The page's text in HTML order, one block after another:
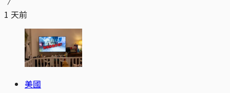
1 天前
美國